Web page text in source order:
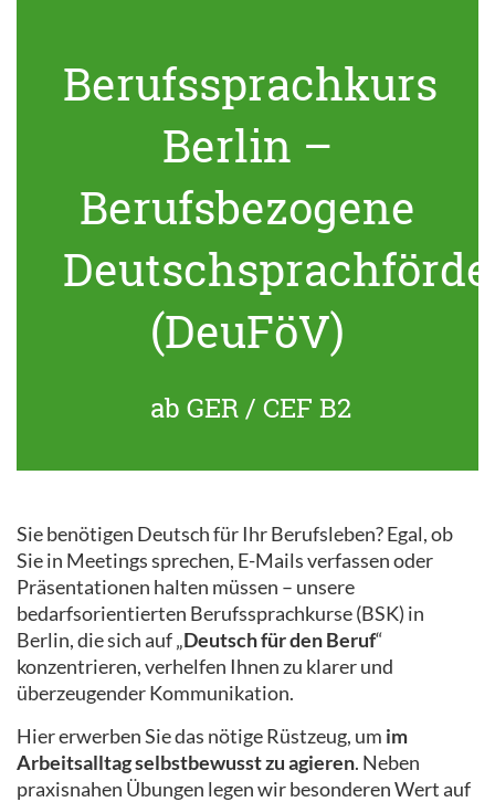
Berufssprachkurs
Berlin –
Berufsbezogene
(DeuFöV)
ab GER / CEF B2
Sie benötigen Deutsch für Ihr Berufsleben? Egal, ob
Sie in Meetings sprechen, E-Mails verfassen oder
Präsentationen halten müssen – unsere
bedarfsorientierten Berufssprachkurse (BSK) in
Berlin, die sich auf „Deutsch für den Beruf“
konzentrieren, verhelfen Ihnen zu klarer und
überzeugender Kommunikation.
Hier erwerben Sie das nötige Rüstzeug, um im
Arbeitsalltag selbstbewusst zu agieren. Neben
praxisnahen Übungen legen wir besonderen Wert auf